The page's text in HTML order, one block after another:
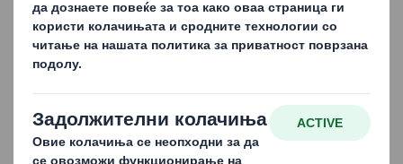
Записник од Годишно Собрание 2016.pdf
Годишен извештај за работењето 2017.pdf
Завршна сметка 2017.PDF
Финансиски извештај 2017.pdf
Ревизорски извештај Deloitte 2017.pdf
Извештај од Надзорен Одбор 2017.pdf